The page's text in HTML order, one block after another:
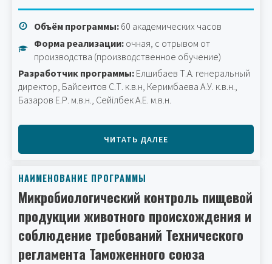
Объём программы: 60 академических часов
Форма реализации: очная, с отрывом от
производства (производственное обучение)
Разработчик программы: Елшибаев Т.А. генеральный
директор, Байсеитов С.Т. к.в.н, Керимбаева А.У. к.в.н.,
Базаров Е.Р. м.в.н., Сейілбек А.Е. м.в.н.
ЧИТАТЬ ДАЛЕЕ
НАИМЕНОВАНИЕ ПРОГРАММЫ
Микробиологический контроль пищевой
продукции животного происхождения и
соблюдение требований Технического
регламента Таможенного союза